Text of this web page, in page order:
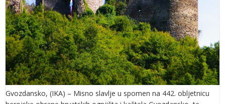
Gvozdansko, (IKA) – Misno slavlje u spomen na 442. obljetnicu